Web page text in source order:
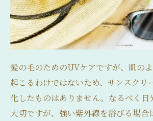
髪の毛のためのUVケアですが、肌の
起こるわけではないため、サンスクリ
化したものはありません。なるべく日
大切ですが、強い紫外線を浴びる場合